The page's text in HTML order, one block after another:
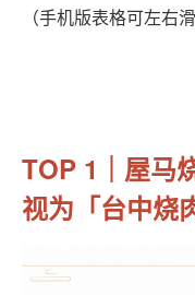
（手机版表格可左右滑
TOP 1｜屋马
视为「台中烧